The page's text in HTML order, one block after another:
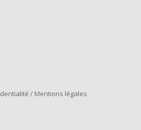
/ Mentions légales